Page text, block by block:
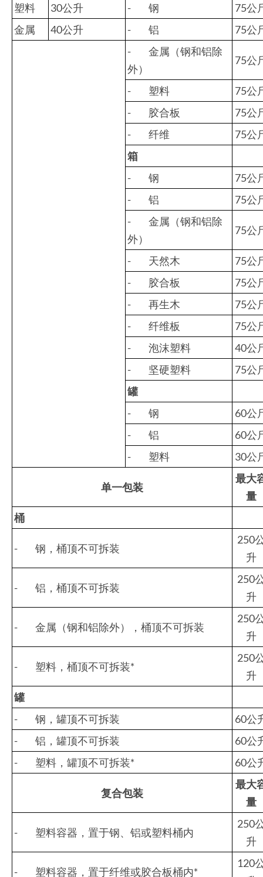
塑料
30公升 - 钢
75公
金属
40公升 - 铝
75公
- 金属（钢和铝除
外）
75公
- 塑料
75公
- 胶合板
75公
- 纤维
75公
箱
- 钢
75公
- 铝
75公
- 金属（钢和铝除
外）
75公
- 天然木
75公
- 胶合板
75公
- 再生木
75公
- 纤维板
75公
- 泡沫塑料
40公
- 坚硬塑料
75公
罐
- 钢
60公
- 铝
60公
- 塑料
30公
单一包装
最大
量
桶
- 钢，桶顶不可拆装
250
升
- 铝，桶顶不可拆装
250
升
- 金属（钢和铝除外），桶顶不可拆装
250
升
- 塑料，桶顶不可拆装*
250
升
罐
- 钢，罐顶不可拆装
60公
- 铝，罐顶不可拆装
60公
- 塑料，罐顶不可拆装*
60公
复合包装
最大
量
- 塑料容器，置于钢、铝或塑料桶内
250
升
- 塑料容器，置于纤维或胶合板桶内*
120